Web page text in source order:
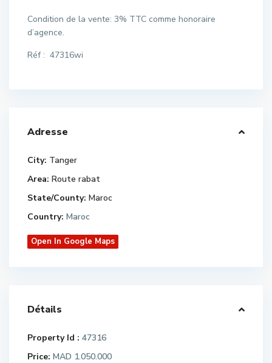
Condition de la vente: 3% TTC comme honoraire
d’agence.
Réf : 47316wi
Adresse
City: Tanger
Area: Route rabat
State/County: Maroc
Country: Maroc
Open In Google Maps
Détails
Property Id : 47316
Price: MAD 1.050.000